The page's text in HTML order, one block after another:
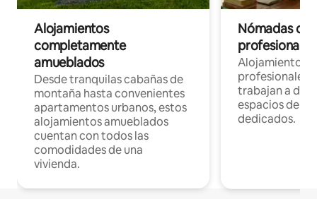
Alojamientos
completamente
amueblados
Desde tranquilas cabañas de
montaña hasta convenientes
apartamentos urbanos, estos
alojamientos amueblados
cuentan con todos las
comodidades de una
vivienda.
Nómadas
Alojamientos
profesionales
trabajan a
espacios de
dedicados.